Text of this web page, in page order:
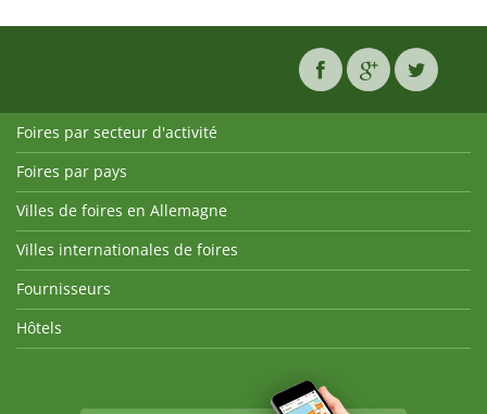
Foires par secteur d'activité
Foires par pays
Villes de foires en Allemagne
Villes internationales de foires
Fournisseurs
Hôtels